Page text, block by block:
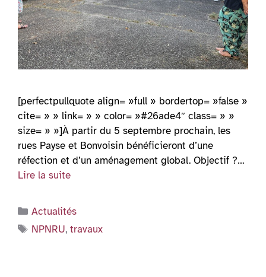
[perfectpullquote align= »full » bordertop= »false »
cite= » » link= » » color= »#26ade4″ class= » »
size= » »]À partir du 5 septembre prochain, les
rues Payse et Bonvoisin bénéficieront d’une
réfection et d’un aménagement global. Objectif ?…
Lire la suite
Catégories
Actualités
Étiquettes
NPNRU,travaux